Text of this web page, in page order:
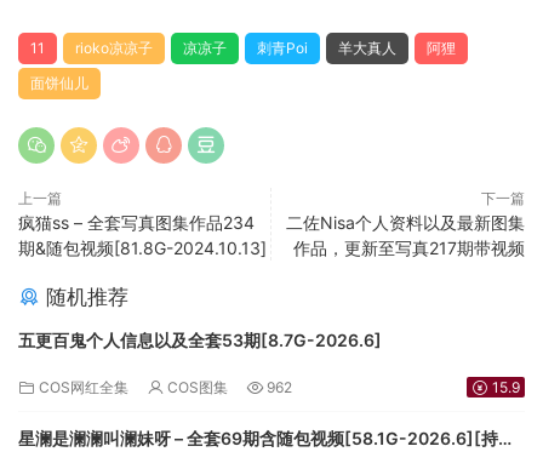
11 rioko凉凉子 凉凉子 刺青Poi 羊大真人
阿狸
面饼仙儿
上一篇
疯猫ss – 全套写真图集作品234
期&随包视频[81.8G-2024.10.13]
下一篇
二佐Nisa个人资料以及最新图集
作品，更新至写真217期带视频
随机推荐
五更百鬼个人信息以及全套53期[8.7G-2026.6]
COS网红全集 COS图集 962 15.9
星澜是澜澜叫澜妹呀 – 全套69期含随包视频[58.1G-2026.6][持续